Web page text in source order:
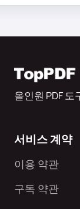
올인원 PDF
서비스 계약
이용 약관
구독 약관